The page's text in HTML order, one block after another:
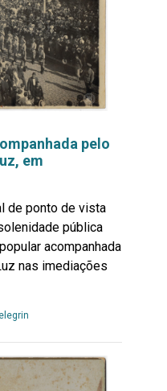
pelo
em
de ponto de vista
pública
acompanhada
nas imediações
Leia